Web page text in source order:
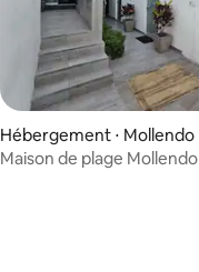
Hébergement ⋅ Mollendo
Maison de plage Mollendo